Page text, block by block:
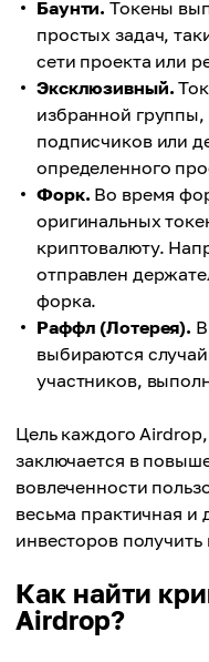
Баунти. Токены
простых задач,
сети проекта или
Эксклюзивный.
избранной
подписчиков или
определенного
Форк. Во время
оригинальных
криптовалюту.
отправлен
форка.
Раффл (Лотерея).
выбираются
участников,
Цель каждого
заключается в
вовлеченности
весьма практичная и
инвесторов получить
Как найти
Аirdrop?